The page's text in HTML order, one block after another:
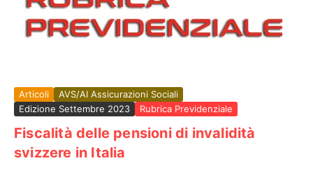
Articoli
AVS/AI Assicurazioni Sociali
Edizione Settembre 2023
Rubrica Previdenziale
Fiscalità delle pensioni di invalidità
svizzere in Italia